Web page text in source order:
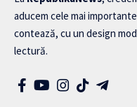
aducem cele mai
contează, cu un design
lectură.